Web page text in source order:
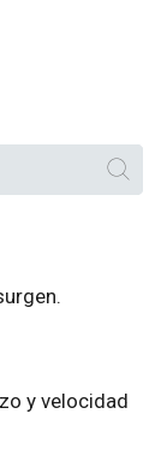
y velocidad